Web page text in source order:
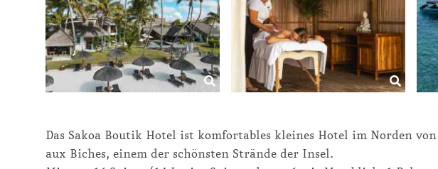
Das Sakoa Boutik Hotel ist komfortables kleines Hotel im Norden
aux Biches, einem der schönsten Strände der Insel.